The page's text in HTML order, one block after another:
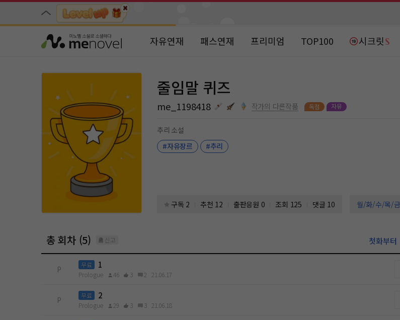
자유연재 패스연재 프리미엄 TOP100 시크릿
줄임말 퀴즈
me_1198418 작가의 다른작품
추리 소설
#자유장르
#추리
구독 2 추천 12 출판응원 0 조회 125 댓글 10 월/화/수/목/
총 회차 (5) 신고 첫화부터
P 무료 1
Prologue 46 3 2 21.06.17
P 무료 2
Prologue 29 3 3 21.06.18